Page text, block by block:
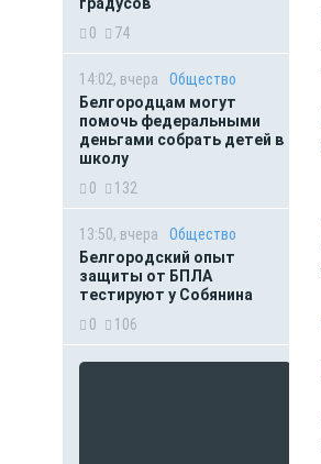
0
74
14:02, вчера
Общество
Белгородцам могут
помочь федеральными
деньгами собрать детей в
школу
0
132
13:50, вчера
Общество
Белгородский опыт
защиты от БПЛА
тестируют у Собянина
0
106